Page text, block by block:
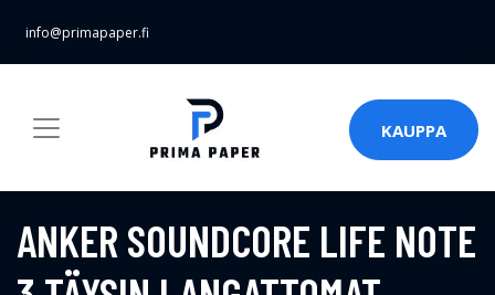
info@primapaper.fi
KAUPPA
ANKER SOUNDCORE LIFE NOTE